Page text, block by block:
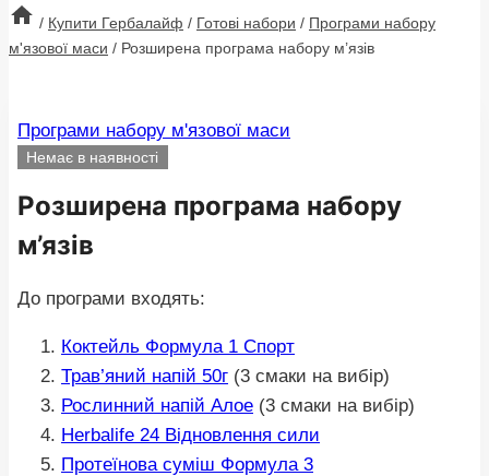
/ Купити Гербалайф / Готові набори / Програми набору
м'язової маси / Розширена програма набору м’язів
Програми набору м'язової маси
Немає в наявності
Розширена програма набору
м’язів
До програми входять:
Коктейль Формула 1 Спорт
Трав’яний напій 50г (3 смаки на вибір)
Рослинний напій Алое (3 смаки на вибір)
Herbalife 24 Відновлення сили
Протеїнова суміш Формула 3